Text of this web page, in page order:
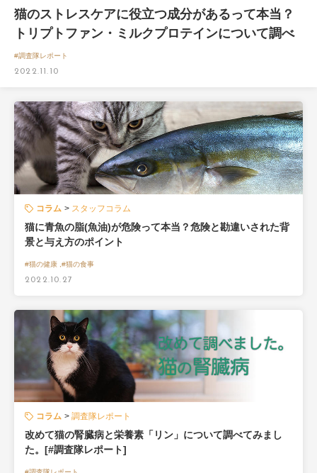
猫のストレスケアに役立つ成分があるって本当？
トリプトファン・ミルクプロテインについて調べ
てみました。[#調査隊レポート]
#調査隊レポート
2022.11.10
コラム スタッフコラム
猫に青魚の脂(魚油)が危険って本当？危険と勘違いされた背
景と与え方のポイント
#猫の健康 ,#猫の食事
2022.10.27
コラム 調査隊レポート
改めて猫の腎臓病と栄養素「リン」について調べてみまし
た。[#調査隊レポート]